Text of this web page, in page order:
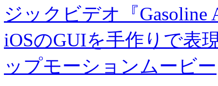
ジックビデオ『Gasoline
iOSのGUIを手作りで表
ップモーションムービー